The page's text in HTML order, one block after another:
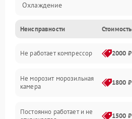
Охлаждение
Механика
Электропитание
Дренаж
Неисправности Стоимость
Не работает компрессор 2000 ₽
Не морозит морозильная
камера
1800 ₽
Постоянно работает и не
1500 ₽